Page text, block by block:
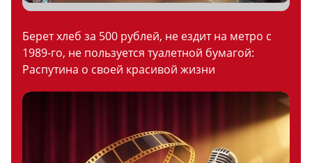
Берет хлеб за 500 рублей, не ездит на метро с
1989-го, не пользуется туалетной бумагой:
Распутина о своей красивой жизни